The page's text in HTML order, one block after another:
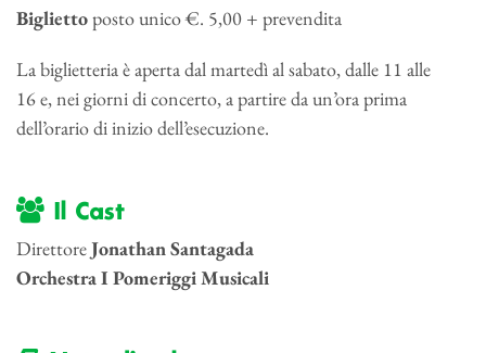
Bigliettoposto unico €. 5,00 + prevendita
La biglietteria è aperta dal martedì al sabato, dalle 11 alle
16 e, nei giorni di concerto, a partire da un’ora prima
dell’orario di inizio dell’esecuzione.
Il Cast
DirettoreJonathan Santagada
Orchestra I Pomeriggi Musicali